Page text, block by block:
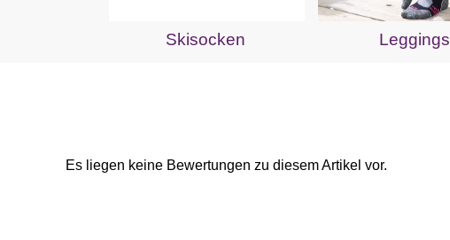
Skisocken Leggings
Es liegen keine Bewertungen zu diesem Artikel vor.